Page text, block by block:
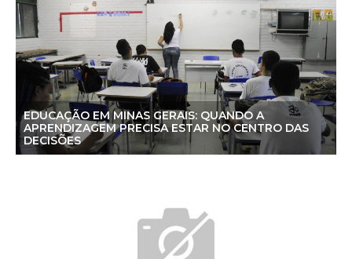
EDUCAÇÃO EM MINAS GERAIS: QUANDO A
APRENDIZAGEM PRECISA ESTAR NO CENTRO DAS
DECISÕES